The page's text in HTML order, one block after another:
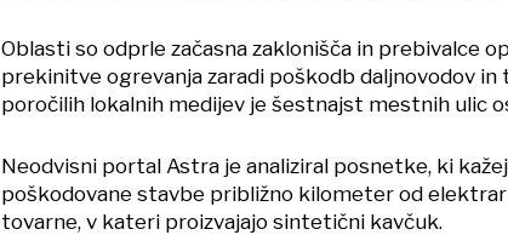
Oblasti so odprle začasna zaklonišča in prebivalce
prekinitve ogrevanja zaradi poškodb daljnovodov in
poročilih lokalnih medijev je šestnajst mestnih ulic
Neodvisni portal Astra je analiziral posnetke, ki
poškodovane stavbe približno kilometer od
tovarne, v kateri proizvajajo sintetični kavčuk.